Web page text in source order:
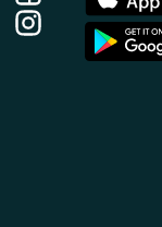
InstagramStore
App
Store